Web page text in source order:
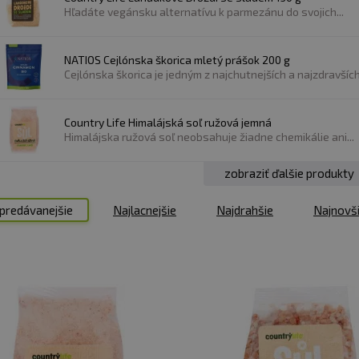
zvýrazniť a vyvážiť chute v jedle. Pridaním soli
používaná na konzerváciu potravín. Pomáha
aktivovať lepivé proteíny v ceste, čo vedie k lepšej
úlohu vo vyvažovaní slaných a sladkých prvkov
tiež posilniť a rozvinúť aromatické látky v
Hľadáte vegánsku alternatívu k parmezánu do svojich...
NATIOS Cejlónska škorica mletý prášok 200 g
Cejlónska škorica je jedným z najchutnejších a
Country Life Himalájská soľ ružová jemná
Himalájska ružová soľ neobsahuje žiadne chemikálie ani...
zobraziť ďalšie produkty
Najlacnejšie Najdrahšie